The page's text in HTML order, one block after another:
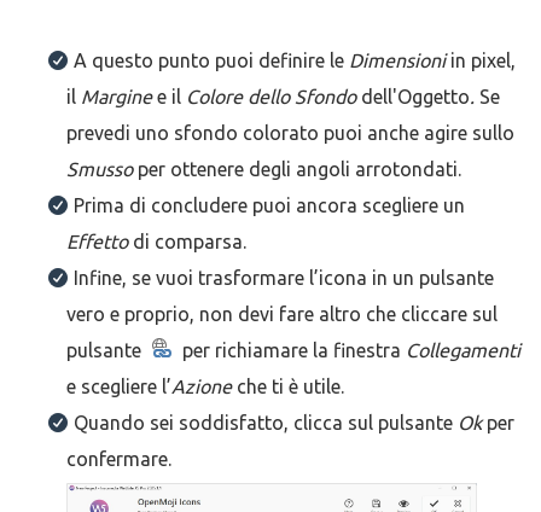
A questo punto puoi definire le Dimensioniin pixel,
il Marginee il Colore dello Sfondo dell'Oggetto Se
prevedi uno sfondo colorato puoi anche agire sullo
Smussoper ottenere degli angoli arrotondati.
Prima di concludere puoi ancora scegliere un
Effettodi comparsa.
Infine, se vuoi trasformare l’icona in un pulsante
vero e proprio, non devi fare altro che cliccare sul
pulsante
per richiamare la finestra Collegamenti
e scegliere l’Azioneche ti è utile.
Quando sei soddisfatto, clicca sul pulsante Okper
confermare.